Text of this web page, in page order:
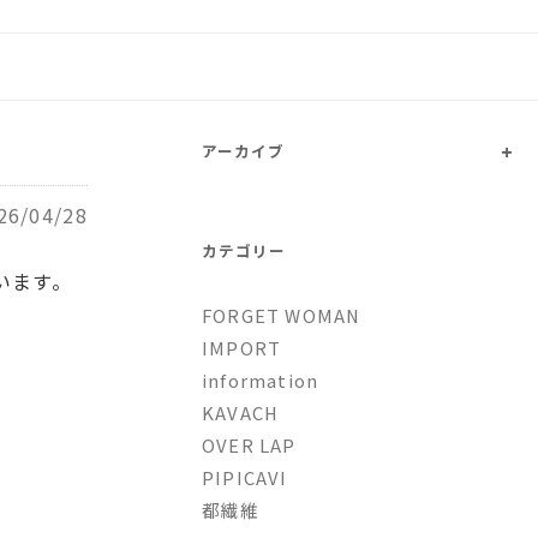
ァッションとオリジナルブ
04/28
す。
アーカイブ +
カテゴリー
FORGET WOMAN
IMPORT
information
KAVACH
OVER LAP
PIPICAVI
都繊維